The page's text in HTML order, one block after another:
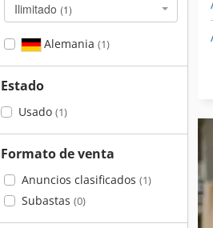
Ilimitado (1)
Alemania (1)
Estado
Usado (1)
Formato de venta
Anuncios clasificados (1)
Subastas (0)